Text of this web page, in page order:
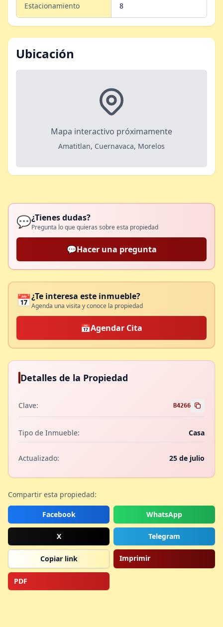
Estacionamiento 8
Ubicación
Mapa interactivo próximamente
Amatitlan, Cuernavaca, Morelos
💬¿Tienes dudas?
Pregunta lo que quieras sobre esta propiedad
💬Hacer una pregunta
📅¿Te interesa este inmueble?
Agenda una visita y conoce la propiedad
📅Agendar Cita
Detalles de la Propiedad
Clave: B4266
Tipo de Inmueble: Casa
Actualizado: 25 de julio
Compartir esta propiedad:
Facebook WhatsApp
X Telegram
Copiar link Imprimir
PDF